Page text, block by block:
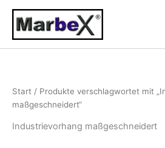
Zum
Inhalt
springen
Start / Produkte verschlagwortet mit
maßgeschneidert“
Industrievorhang maßgeschneidert